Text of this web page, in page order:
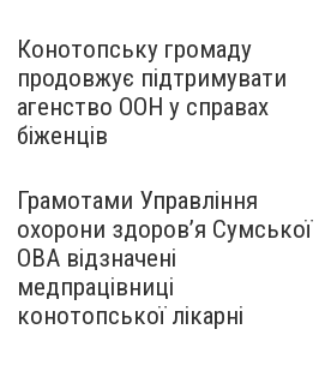
Конотопську громаду
продовжує підтримувати
агенство ООН у справах
біженців
Грамотами Управління
охорони здоров’я Сумської
ОВА відзначені
медпрацівниці
конотопської лікарні